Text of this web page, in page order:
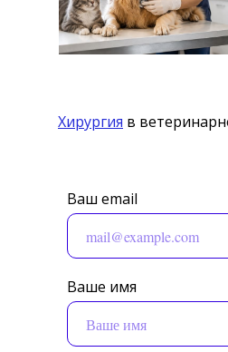
Ваш email
Ваше имя
Хирургия в